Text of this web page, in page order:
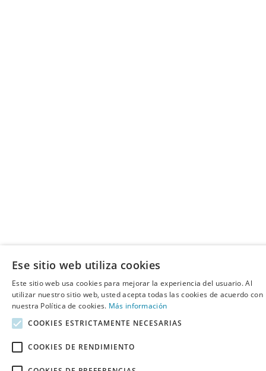
Ese sitio web utiliza cookies
Este sitio web usa cookies para mejorar la experiencia del usuario. Al
utilizar nuestro sitio web, usted acepta todas las cookies de acuerdo con
nuestra Política de cookies. Más información
COOKIES ESTRICTAMENTE NECESARIAS
COOKIES DE RENDIMIENTO